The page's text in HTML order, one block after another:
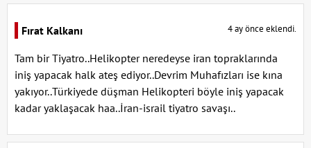
Fırat Kalkanı 4 ay önce eklendi.
Tam bir Tiyatro..Helikopter neredeyse iran topraklarında
iniş yapacak halk ateş ediyor..Devrim Muhafızları ise kına
yakıyor..Türkiyede düşman Helikopteri böyle iniş yapacak
kadar yaklaşacak haa..İran-israil tiyatro savaşı..